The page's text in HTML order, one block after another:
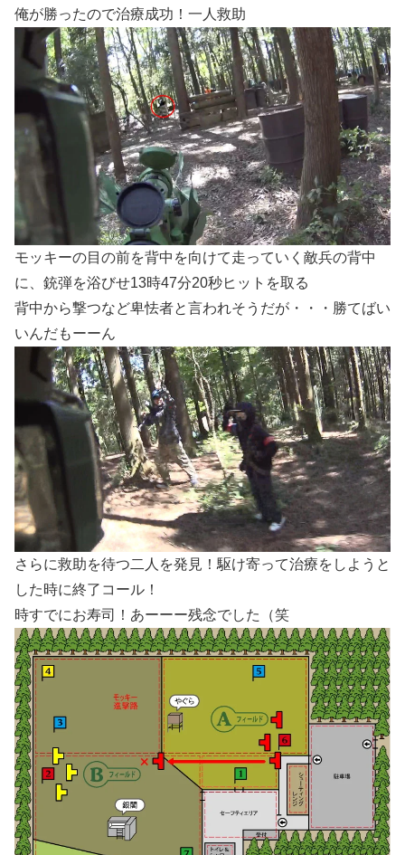
俺が勝ったので治療成功！一人救助
モッキーの目の前を背中を向けて走っていく敵兵の背中
に、銃弾を浴びせ13時47分20秒ヒットを取る
背中から撃つなど卑怯者と言われそうだが・・・勝てばい
いんだもーーん
さらに救助を待つ二人を発見！駆け寄って治療をしようと
した時に終了コール！
時すでにお寿司！あーーー残念でした（笑